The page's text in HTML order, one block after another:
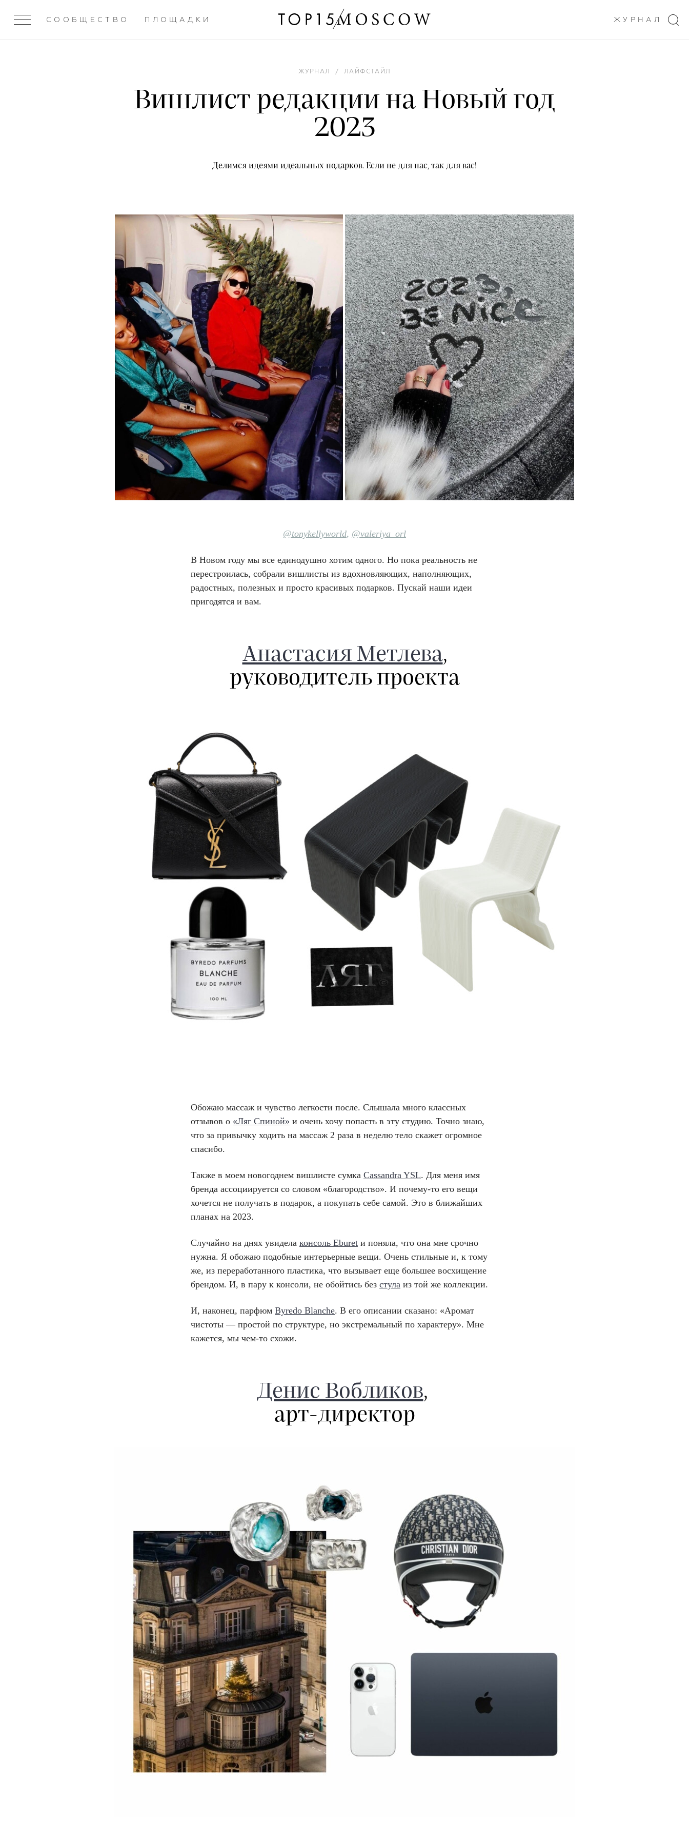
СООБЩЕСТВО ПЛОЩАДКИ ЖУРНАЛ
ЖУРНАЛ / ЛАЙФСТАЙЛ
Вишлист редакции на Новый год
2023
Делимся идеями идеальных подарков. Если не для нас, так для вас!
@tonykellyworld, @valeriya_orl
В Новом году мы все единодушно хотим одного. Но пока реальность не
перестроилась, собрали вишлисты из вдохновляющих, наполняющих,
радостных, полезных и просто красивых подарков. Пускай наши идеи
пригодятся и вам.
Анастасия Метлева,
руководитель проекта
Обожаю массаж и чувство легкости после. Слышала много классных
отзывов о «Ляг Спиной» и очень хочу попасть в эту студию. Точно знаю,
что за привычку ходить на массаж 2 раза в неделю тело скажет огромное
спасибо.
Также в моем новогоднем вишлисте сумка Cassandra YSL. Для меня имя
бренда ассоциируется со словом «благородство». И почему-то его вещи
хочется не получать в подарок, а покупать себе самой. Это в ближайших
планах на 2023.
Случайно на днях увидела консоль Eburet и поняла, что она мне срочно
нужна. Я обожаю подобные интерьерные вещи. Очень стильные и, к тому
же, из переработанного пластика, что вызывает еще большее восхищение
брендом. И, в пару к консоли, не обойтись без стула из той же коллекции.
И, наконец, парфюм Byredo Blanсhe. В его описании сказано: «Аромат
чистоты — простой по структуре, но экстремальный по характеру». Мне
кажется, мы чем-то схожи.
Денис Вобликов,
арт-директор